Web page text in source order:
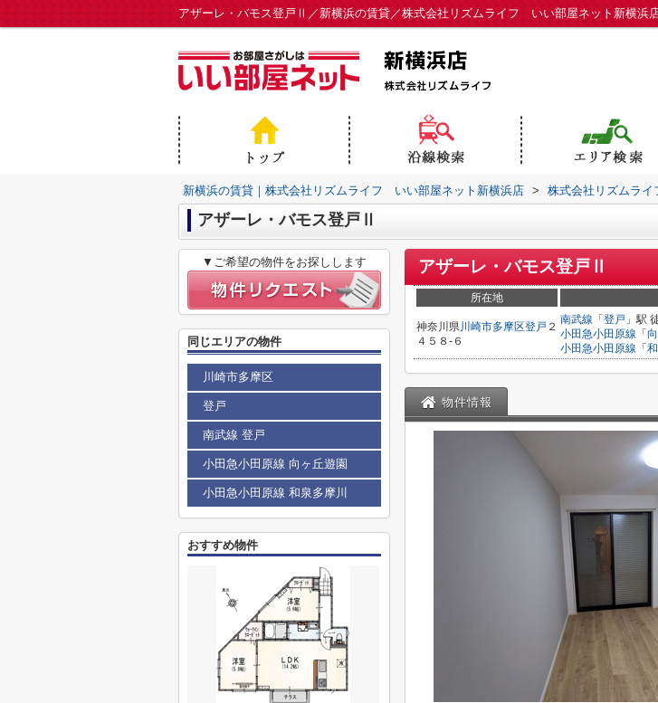
アザーレ・バモス登戸Ⅱ／新横浜の賃貸／株式会社リズムライフ いい部屋ネット新横浜
新横浜の賃貸｜株式会社リズムライフ いい部屋ネット新横浜店 > 株式会社リズムラ
アザーレ・バモス登戸Ⅱ
アザーレ・バモス登戸Ⅱ
所在地
神奈川県川崎市多摩区登戸 ２
４５８-６
南武線 「 登戸 」駅
小田急小田原線 「
小田急小田原線 「
物件情報
▼ご希望の物件をお探しします
同じエリアの物件
川崎市多摩区
登戸
南武線 登戸
小田急小田原線 向ヶ丘遊園
小田急小田原線 和泉多摩川
おすすめ物件